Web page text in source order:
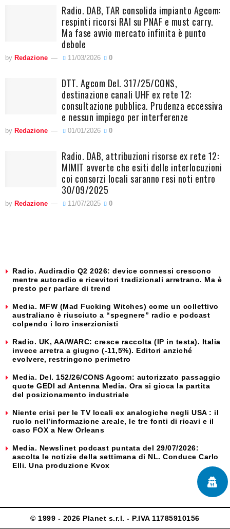
Radio. DAB, TAR consolida impianto Agcom:
respinti ricorsi RAI su PNAF e must carry.
Ma fase avvio mercato infinita è punto
debole
by Redazione 11/03/2026 0
DTT. Agcom Del. 317/25/CONS,
destinazione canali UHF ex rete 12:
consultazione pubblica. Prudenza eccessiva
e nessun impiego per interferenze
by Redazione 01/01/2026 0
Radio. DAB, attribuzioni risorse ex rete 12:
MIMIT avverte che esiti delle interlocuzioni
coi consorzi locali saranno resi noti entro
30/09/2025
by Redazione 11/07/2025 0
Radio. Audiradio Q2 2026: device connessi crescono
mentre autoradio e ricevitori tradizionali arretrano. Ma è
presto per parlare di trend
Media. MFW (Mad Fucking Witches) come un collettivo
australiano è riusciuto a “spegnere” radio e podcast
colpendo i loro inserzionisti
Radio. UK, AA/WARC: cresce raccolta (IP in testa). Italia
invece arretra a giugno (-11,5%). Editori anziché
evolvere, restringono perimetro
Media. Del. 152/26/CONS Agcom: autorizzato passaggio
quote GEDI ad Antenna Media. Ora si gioca la partita
del posizionamento industriale
Niente crisi per le TV locali ex analogiche negli USA : il
ruolo nell’informazione areale, le tre fonti di ricavi e il
caso FOX a New Orleans
Media. Newslinet podcast puntata del 29/07/2026:
ascolta le notizie della settimana di NL. Conduce Carlo
Elli. Una produzione Kvox
© 1999 - 2026 Planet s.r.l. - P.IVA 11785910156